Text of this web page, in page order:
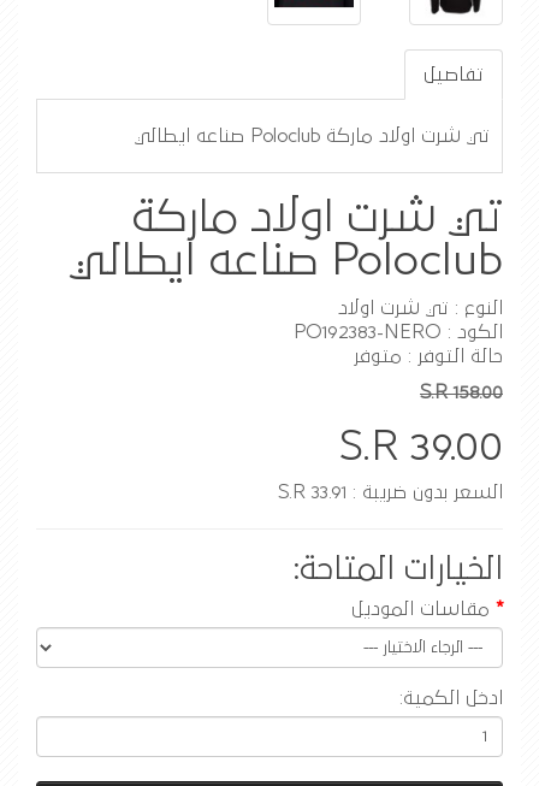
تفاصيل
تي شرت اولاد ماركة Poloclub صناعه ايطالي
تي شرت اولاد ماركة
Poloclub صناعه ايطالي
النوع : تي شرت اولاد
الكود : PO192383-NERO
حالة التوفر : متوفر
S.R 158.00
S.R 39.00
السعر بدون ضريبة : S.R 33.91
الخيارات المتاحة:
مقاسات الموديل
ادخل الكمية: